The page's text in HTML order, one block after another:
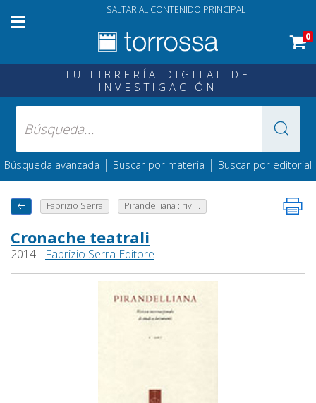
SALTAR AL CONTENIDO PRINCIPAL
0
TU LIBRERÍA DIGITAL DE
INVESTIGACIÓN
Búsqueda avanzada | Buscar por materia | Buscar por editorial
Fabrizio Serra Pirandelliana : rivi...
Cronache teatrali
2014 - Fabrizio Serra Editore